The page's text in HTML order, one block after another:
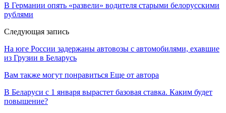
В Германии опять «развели» водителя старыми белорусскими
рублями
Следующая запись
На юге России задержаны автовозы с автомобилями, ехавшие
из Грузии в Беларусь
Вам также могут понравиться Еще от автора
В Беларуси с 1 января вырастет базовая ставка. Каким будет
повышение?